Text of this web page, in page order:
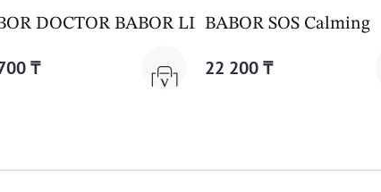
DOCTOR BABOR LIFTING Collagen-
₸
BABOR SOS Calming
22 200 ₸